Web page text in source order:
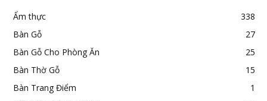
Ẩm thực
338
Bàn Gỗ
27
Bàn Gỗ Cho Phòng Ăn
25
Bàn Thờ Gỗ
15
Bàn Trang Điểm
1